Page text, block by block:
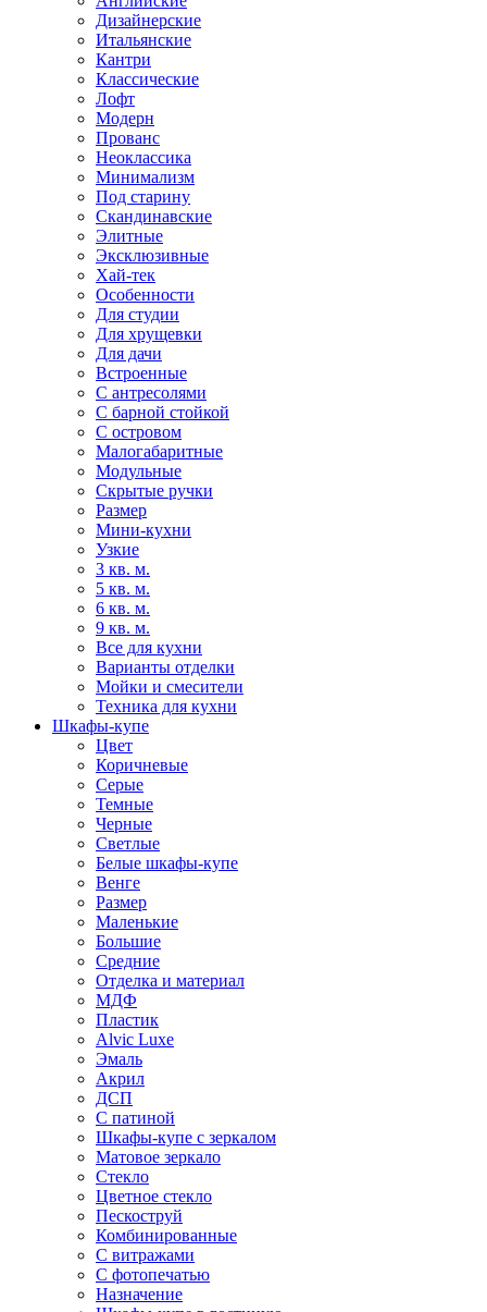
Дизайнерские
Итальянские
Кантри
Классические
Лофт
Модерн
Прованс
Неоклассика
Минимализм
Под старину
Скандинавские
Элитные
Эксклюзивные
Хай-тек
Особенности
Для студии
Для хрущевки
Для дачи
Встроенные
С антресолями
С барной стойкой
С островом
Малогабаритные
Модульные
Скрытые ручки
Размер
Мини-кухни
Узкие
3 кв. м.
5 кв. м.
6 кв. м.
9 кв. м.
Все для кухни
Варианты отделки
Мойки и смесители
Техника для кухни
Шкафы-купе
Цвет
Коричневые
Серые
Темные
Черные
Светлые
Белые шкафы-купе
Венге
Размер
Маленькие
Большие
Средние
Отделка и материал
МДФ
Пластик
Alvic Luxe
Эмаль
Акрил
ДСП
С патиной
Шкафы-купе с зеркалом
Матовое зеркало
Стекло
Цветное стекло
Пескоструй
Комбинированные
С витражами
С фотопечатью
Назначение